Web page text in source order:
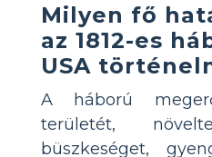
Milyen fő
az 1812-es
USA
A háború
területét,
büszkeséget,